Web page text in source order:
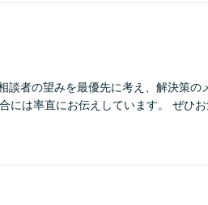
談者の望みを最優先に考え、解決策の
は率直にお伝えしています。 ぜひお